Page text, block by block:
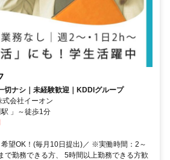
切ナシ｜未経験歓迎｜KDDIグループ
会社イーオン
」～徒歩1分
望OK！(毎月10日提出)／ ※実働時間：2～
勤務できる方、 5時間以上勤務できる方歓